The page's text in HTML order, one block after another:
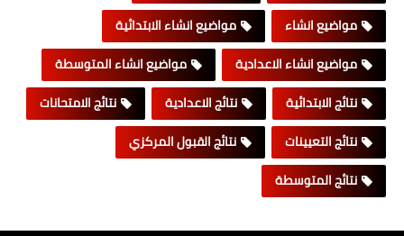
مواضيع انشاء
مواضيع انشاء الابتدائية
مواضيع انشاء الاعدادية
مواضيع انشاء المتوسطة
نتائج الابتدائية
نتائج الاعدادية
نتائج الامتحانات
نتائج التعيينات
نتائج القبول المركزي
نتائج المتوسطة